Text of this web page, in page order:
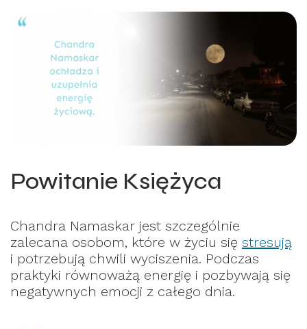
Powitanie Księżyca
Chandra Namaskar jest szczególnie
zalecana osobom, które w życiu się stresują
i potrzebują chwili wyciszenia. Podczas
praktyki równoważą energię i pozbywają się
negatywnych emocji z całego dnia.